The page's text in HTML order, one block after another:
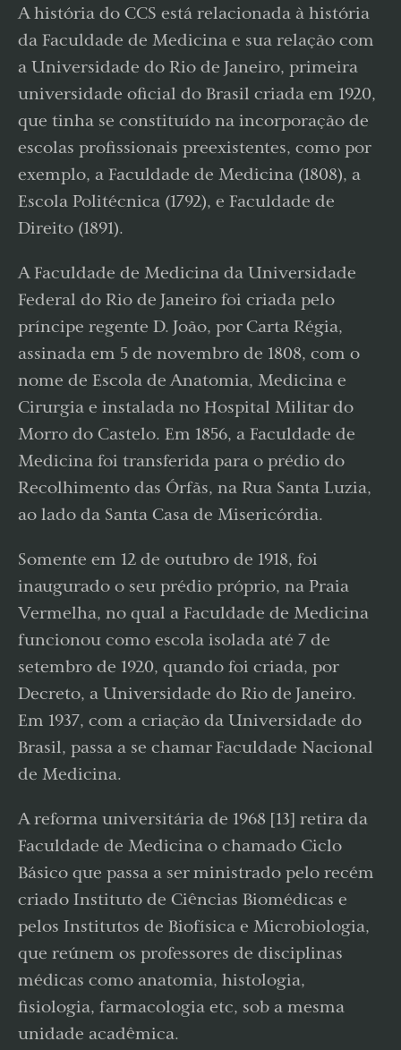
A história do CCS está relacionada à história
da Faculdade de Medicina e sua relação com
a Universidade do Rio de Janeiro, primeira
universidade oficial do Brasil criada em 1920,
que tinha se constituído na incorporação de
escolas profissionais preexistentes, como por
exemplo, a Faculdade de Medicina (1808), a
Escola Politécnica (1792), e Faculdade de
Direito (1891).
A Faculdade de Medicina da Universidade
Federal do Rio de Janeiro foi criada pelo
príncipe regente D. João, por Carta Régia,
assinada em 5 de novembro de 1808, com o
nome de Escola de Anatomia, Medicina e
Cirurgia e instalada no Hospital Militar do
Morro do Castelo. Em 1856, a Faculdade de
Medicina foi transferida para o prédio do
Recolhimento das Órfãs, na Rua Santa Luzia,
ao lado da Santa Casa de Misericórdia.
Somente em 12 de outubro de 1918, foi
inaugurado o seu prédio próprio, na Praia
Vermelha, no qual a Faculdade de Medicina
funcionou como escola isolada até 7 de
setembro de 1920, quando foi criada, por
Decreto, a Universidade do Rio de Janeiro.
Em 1937, com a criação da Universidade do
Brasil, passa a se chamar Faculdade Nacional
de Medicina.
A reforma universitária de 1968 [13] retira da
Faculdade de Medicina o chamado Ciclo
Básico que passa a ser ministrado pelo recém
criado Instituto de Ciências Biomédicas e
pelos Institutos de Biofísica e Microbiologia,
que reúnem os professores de disciplinas
médicas como anatomia, histologia,
fisiologia, farmacologia etc, sob a mesma
unidade acadêmica.